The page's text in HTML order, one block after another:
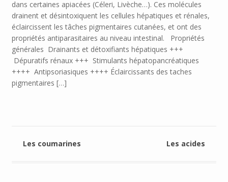
dans certaines apiacées (Céleri, Livèche…). Ces molécules
drainent et désintoxiquent les cellules hépatiques et rénales,
éclaircissent les tâches pigmentaires cutanées, et ont des
propriétés antiparasitaires au niveau intestinal. Propriétés
générales Drainants et détoxifiants hépatiques +++
Dépuratifs rénaux +++ Stimulants hépatopancréatiques
++++ Antipsoriasiques ++++ Éclaircissants des taches
pigmentaires […]
Les coumarines Les acides